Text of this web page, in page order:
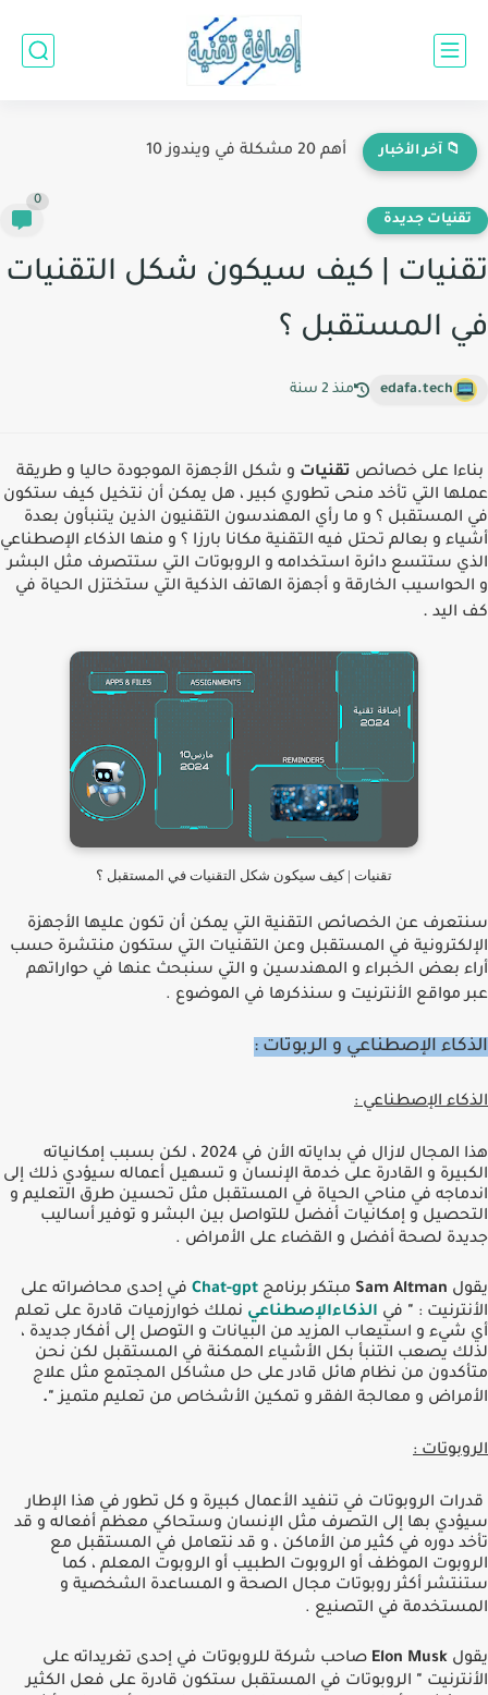
📁 آخر الأخبار أهم 20 مشكلة في ويندوز 10
تقنيات جديدة
0
تقنيات | كيف سيكون شكل التقنيات
في المستقبل ؟
edafa.tech منذ 2 سنة
بناءا على خصائص تقنيات و شكل اﻷجهزة الموجودة حاليا و طريقة
عملها التي تأخد منحى تطوري كبير ، هل يمكن أن نتخيل كيف ستكون
في المستقبل ؟ و ما رأي المهندسون التقنيون الذين يتنبأون بعدة
أشياء و بعالم تحتل فيه التقنية مكانا بارزا ؟ و منها الذكاء اﻹصطناعي
الذي ستتسع دائرة استخدامه و الروبوتات التي ستتصرف مثل البشر
و الحواسيب الخارقة و أجهزة الهاتف الذكية التي ستختزل الحياة في
كف اليد .
تقنيات | كيف سيكون شكل التقنيات في المستقبل ؟
سنتعرف عن الخصائص التقنية التي يمكن أن تكون عليها اﻷجهزة
اﻹلكترونية في المستقبل وعن التقنيات التي ستكون منتشرة حسب
أراء بعض الخبراء و المهندسين و التي سنبحث عنها في حواراتهم
عبر مواقع اﻷنترنيت و سنذكرها في الموضوع .
الذكاء اﻹصطناعي و الربوتات :
الذكاء اﻹصطناعي:
هذا المجال لازال في بداياته اﻷن في 2024 ، لكن بسبب إمكانياته
الكبيرة و القادرة على خدمة اﻹنسان و تسهيل أعماله سيؤدي ذلك إلى
اندماجه في مناحي الحياة في المستقبل مثل تحسين طرق التعليم و
التحصيل و إمكانيات أفضل للتواصل بين البشر و توفير أساليب
جديدة لصحة أفضل و القضاء على اﻷمراض .
يقول Sam Altman مبتكر برنامج Chat-gpt في إحدى محاضراته على
اﻷنترنيت :
" في الذكاءاﻹصطناعي نملك خوارزميات قادرة على تعلم
أي شيء و استيعاب المزيد من البيانات و التوصل إلى أفكار جديدة ،
لذلك يصعب التنبأ بكل اﻷشياء الممكنة في المستقبل لكن نحن
متأكدون من نظام هائل قادر على حل مشاكل المجتمع مثل علاج
اﻷمراض و معالجة الفقر و تمكين اﻷشخاص من تعليم متميز".
الروبوتات:
قدرات الروبوتات في تنفيد اﻷعمال كبيرة و كل تطور في هذا اﻹطار
سيؤدي بها إلى التصرف مثل اﻹنسان وستحاكي معظم أفعاله و قد
تأخد دوره في كثير من اﻷماكن ، و قد نتعامل في المستقبل مع
الروبوت الموظف أو الروبوت الطبيب أو الروبوت المعلم ، كما
ستنتشر أكثر روبوتات مجال الصحة و المساعدة الشخصية و
المستخدمة في التصنيع .
يقول Elon Musk
صاحب شركة للروبوتات في إحدى تغريداته على
اﻷنترنيت " الروبوتات في المستقبل ستكون قادرة على فعل الكثير